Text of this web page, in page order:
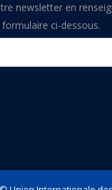
newsletter en
ci-dessous.